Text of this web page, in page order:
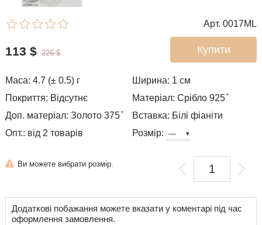
Арт. 0017ML
Купити
113 $ 226 $
Маса: 4.7 (± 0.5) г Ширина: 1 см
Покриття: Відсутнє
Матеріал: Срібло 925 ̊
Доп. матеріал: Золото 375 ̊
Вставка: Білі фіаніти
Опт.: від 2 товарів
Розмір:
Ви можете вибрати розмір.
Додаткові побажання можете вказати у коментарі під час
оформлення замовлення.